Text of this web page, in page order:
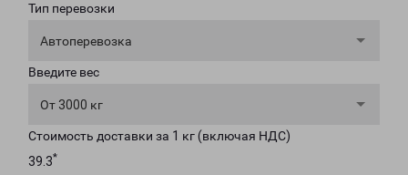
Тип перевозки
Автоперевозка
Введите вес
От 3000 кг
Стоимость доставки за 1 кг (включая НДС)
39.3*